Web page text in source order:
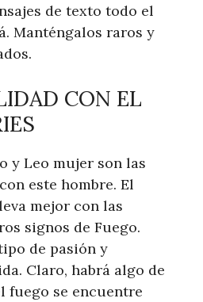
de texto todo el
Manténgalos raros y
CON EL
y Leo mujer son las
este hombre. El
mejor con las
signos de Fuego.
de pasión y
Claro, habrá algo de
fuego se encuentre